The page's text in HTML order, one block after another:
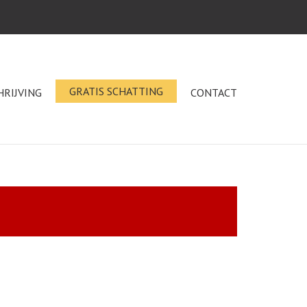
GRATIS SCHATTING CONTACT